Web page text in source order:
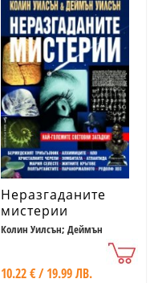
Неразгаданите
мистерии
Колин Уилсън; Деймън
10.22 € / 19.99 ЛВ.